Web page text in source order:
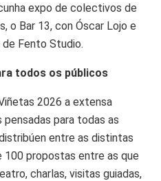
expo de colectivos de
o Bar 13, con Óscar Lojo e
de Fento Studio.
todos os públicos
2026 a extensa
para todas as
entre as distintas
propostas entre as que
charlas, visitas guiadas,